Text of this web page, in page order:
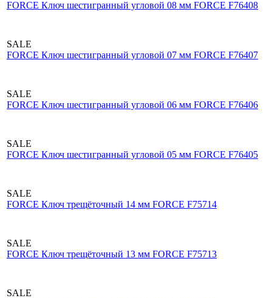
FORCE Ключ шестигранный угловой 08 мм FORCE F76408
SALE
FORCE Ключ шестигранный угловой 07 мм FORCE F76407
SALE
FORCE Ключ шестигранный угловой 06 мм FORCE F76406
SALE
FORCE Ключ шестигранный угловой 05 мм FORCE F76405
SALE
FORCE Ключ трещёточный 14 мм FORCE F75714
SALE
FORCE Ключ трещёточный 13 мм FORCE F75713
SALE